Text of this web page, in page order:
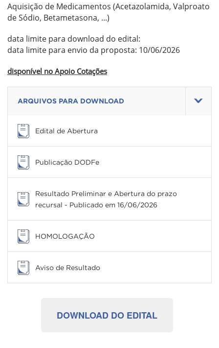
Aquisição de Medicamentos (Acetazolamida, Valproato
de Sódio, Betametasona, ...)
data limite para download do edital:
data limite para envio da proposta: 10/06/2026
disponível no Apoio Cotações
ARQUIVOS PARA DOWNLOAD
Edital de Abertura
Publicação DODFe
Resultado Preliminar e Abertura do prazo
recursal - Publicado em 16/06/2026
HOMOLOGAÇÃO
Aviso de Resultado
DOWNLOAD DO EDITAL